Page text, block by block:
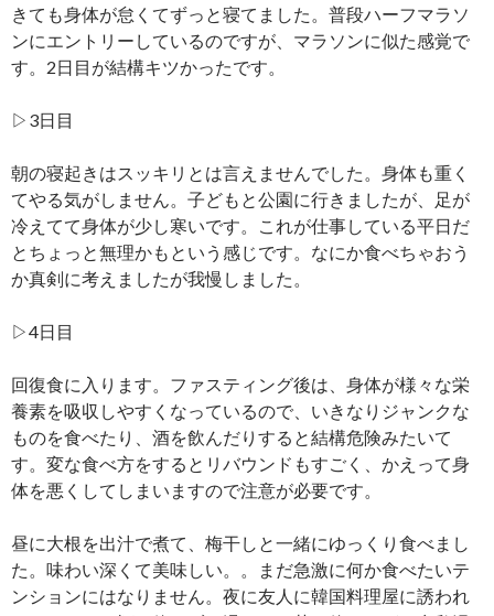
きても身体が怠くてずっと寝てました。普段ハーフマラソ
ンにエントリーしているのですが、マラソンに似た感覚で
す。2日目が結構キツかったです。
▷3日目
朝の寝起きはスッキリとは言えませんでした。身体も重く
てやる気がしません。子どもと公園に行きましたが、足が
冷えてて身体が少し寒いです。これが仕事している平日だ
とちょっと無理かもという感じです。なにか食べちゃおう
か真剣に考えましたが我慢しました。
▷4日目
回復食に入ります。ファスティング後は、身体が様々な栄
養素を吸収しやすくなっているので、いきなりジャンクな
ものを食べたり、酒を飲んだりすると結構危険みたいて
す。変な食べ方をするとリバウンドもすごく、かえって身
体を悪くしてしまいますので注意が必要です。
昼に大根を出汁で煮て、梅干しと一緒にゆっくり食べまし
た。味わい深くて美味しい。。まだ急激に何か食べたいテ
ンションにはなりません。夜に友人に韓国料理屋に誘われ